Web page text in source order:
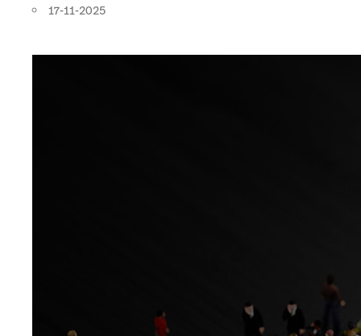
17-11-2025